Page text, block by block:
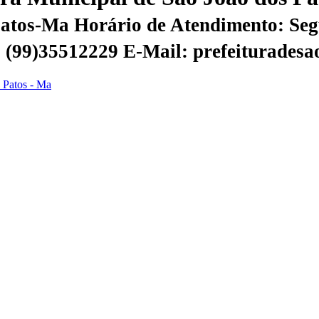
Ma Horário de Atendimento:
E-Mail:
- Ma